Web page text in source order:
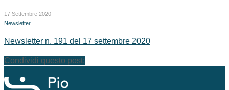
17 Settembre 2020
Newsletter
Newsletter n. 191 del 17 settembre 2020
Condividi questo post: